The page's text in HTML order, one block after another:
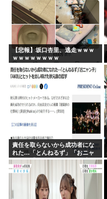
【悲報】坂口杏里、逃走ｗｗｗ
ｗｗｗｗｗｗｗｗ
責任を取らないから成功者にな
れた…「とんねるず」「おニャ
ン子」「AKB」とヒットを出し
続けた秋元康の哲学！！！